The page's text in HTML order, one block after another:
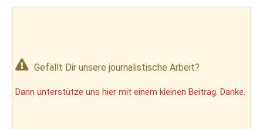
Gefällt Dir unsere journalistische Arbeit?
Dann unterstütze uns hier mit einem kleinen Beitrag. Danke.